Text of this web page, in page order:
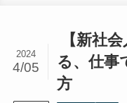
【新社
る、仕事
方
2024
4/05